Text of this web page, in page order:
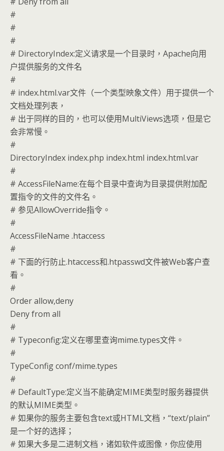
#
#
#
# DirectoryIndex:定义请求是一个目录时，Apache向用
户提供服务的文件名
#
# index.html.var文件（一个类型映象文件）用于提供一个
文档处理列表，
# 出于同样的目的，也可以使用MultiViews选项，但是它
会非常慢。
#
DirectoryIndex index.php index.html index.html.var
#
# AccessFileName:在每个目录中查询为目录提供附加配
置指令的文件的文件名。
# 参见AllowOverride指令。
#
AccessFileName .htaccess
#
# 下面的行防止.htaccess和.htpasswd文件被Web客户查
看。
#
Order allow,deny
Deny from all
#
# Typeconfig:定义在哪里查询mime.types文件。
#
TypeConfig conf/mime.types
#
# DefaultType:定义当不能确定MIME类型时服务器提供
的默认MIME类型。
# 如果你的服务主要包含text或HTML文档，“text/plain”
是一个好的选择；
# 如果大多是二进制文档，诸如软件或图像，你应使用